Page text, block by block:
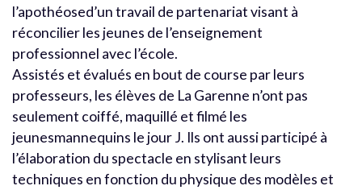
l’apothéosed’un travail de partenariat visant à
réconcilier les jeunes de l’enseignement
professionnel avec l’école.
Assistés et évalués en bout de course par leurs
professeurs, les élèves de La Garenne n’ont pas
seulement coiffé, maquillé et filmé les
jeunesmannequins le jour J. Ils ont aussi participé à
l’élaboration du spectacle en stylisant leurs
techniques en fonction du physique des modèles et